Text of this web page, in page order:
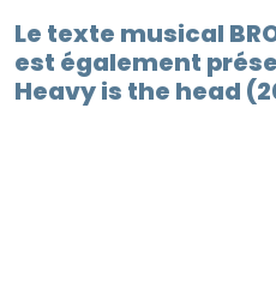
Le texte musical
est également
Heavy is the head